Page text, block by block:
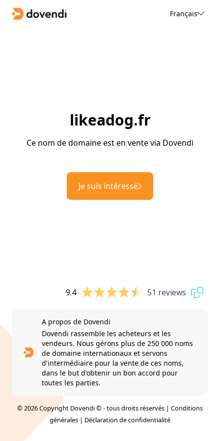
Français
likeadog.fr
Ce nom de domaine est en vente via Dovendi
Je suis intéressé
9.4 51 reviews
A propos de Dovendi
Dovendi rassemble les acheteurs et les
vendeurs. Nous gérons plus de 250 000 noms
de domaine internationaux et servons
d'intermédiaire pour la vente de ces noms,
dans le but d'obtenir un bon accord pour
toutes les parties.
© 2026 Copyright Dovendi © - tous droits réservés | Conditions
générales | Déclaration de confidentialité